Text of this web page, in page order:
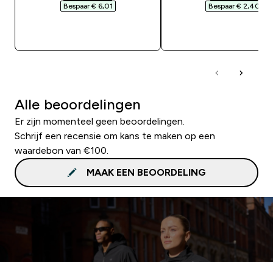
Bespaar € 6,01‎
Bespaar € 2,40‎
Alle beoordelingen
Er zijn momenteel geen beoordelingen.
Schrijf een recensie om kans te maken op een
waardebon van €100.
MAAK EEN BEOORDELING